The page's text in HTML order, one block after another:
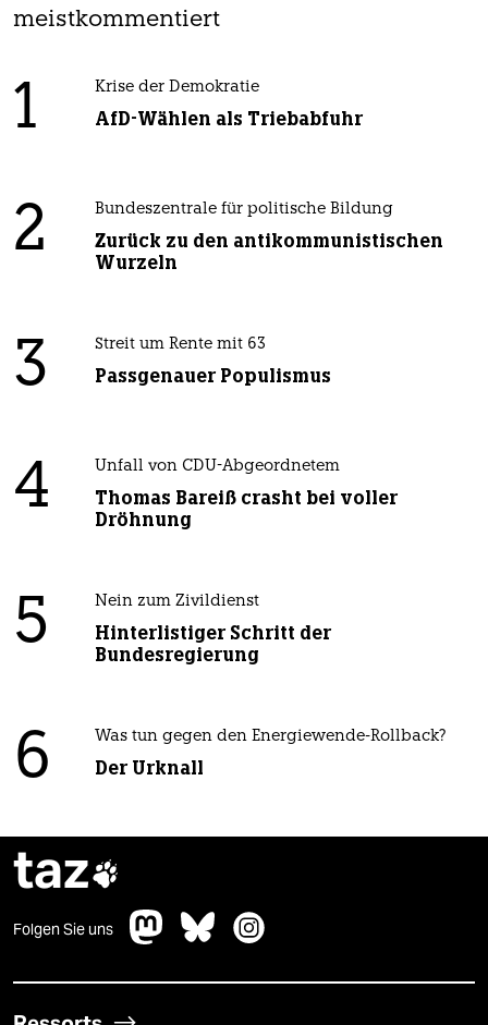
meistkommentiert
1 Krise der Demokratie
AfD-Wählen als Triebabfuhr
2 Bundeszentrale für politische Bildung
Zurück zu den antikommunistischen
Wurzeln
3 Streit um Rente mit 63
Passgenauer Populismus
4 Unfall von CDU-Abgeordnetem
Thomas Bareiß crasht bei voller
Dröhnung
5 Nein zum Zivildienst
Hinterlistiger Schritt der
Bundesregierung
6 Was tun gegen den Energiewende-Rollback?
Der Urknall
taz
Folgen Sie uns